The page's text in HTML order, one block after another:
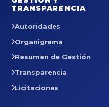
TRANSPARENCIA
Autoridades
Organigrama
Resumen de Gestión
Transparencia
Licitaciones